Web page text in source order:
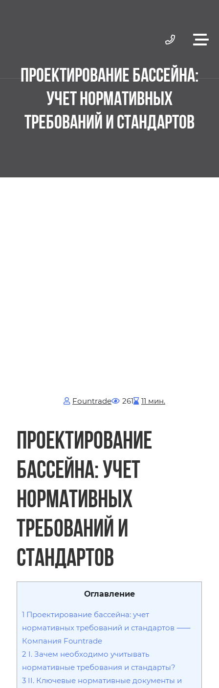
ПРОЕКТИРОВАНИЕ БАССЕЙНА:
УЧЕТ НОРМАТИВНЫХ
ТРЕБОВАНИЙ И СТАНДАРТОВ
Fоuntrade 261 11 мин.
Проектирование
бассейна: учет
нормативных
требований и
стандартов
Оглавление
1 Проектирование бассейна: учет
нормативных требований и стандартов ⸺
Компания Fountrade
2 I. Зачем необходимо учитывать
нормативные требования и стандарты?
3 II. Ключевые нормативные документы и